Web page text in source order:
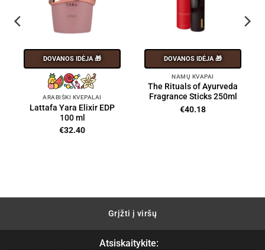
DOVANOS IDĖJA 🎁
ARABIŠKI KVEPALAI
Lattafa Yara Elixir EDP
100 ml
€32.40
DOVANOS IDĖJA 🎁
NAMŲ KVAPAI
The Rituals of Ayurveda
Fragrance Sticks 250ml
€40.18
Grįžti į viršų
Atsiskaitykite: